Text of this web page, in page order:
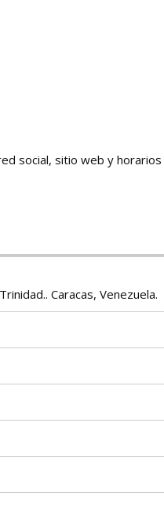
social, sitio web y horarios
Caracas, Venezuela.